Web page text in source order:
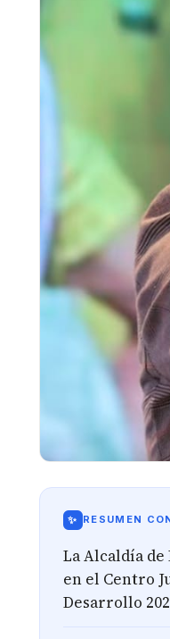
✨ RESUMEN
La Alcaldía
en el Centro
Desarrollo